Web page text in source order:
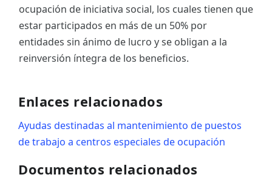
ocupación de iniciativa social, los cuales tienen que
estar participados en más de un 50% por
entidades sin ánimo de lucro y se obligan a la
reinversión íntegra de los beneficios.
Enlaces relacionados
Ayudas destinadas al mantenimiento de puestos
de trabajo a centros especiales de ocupación
Documentos relacionados